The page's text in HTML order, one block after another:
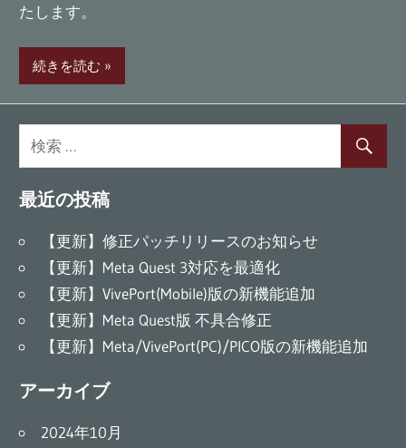
グ
たします。
続きを読む
最近の投稿
【更新】修正パッチリリースのお知らせ
【更新】Meta Quest 3対応を最適化
【更新】VivePort(Mobile)版の新機能追加
【更新】Meta Quest版 不具合修正
【更新】Meta/VivePort(PC)/PICO版の新機能追加
アーカイブ
2024年10月